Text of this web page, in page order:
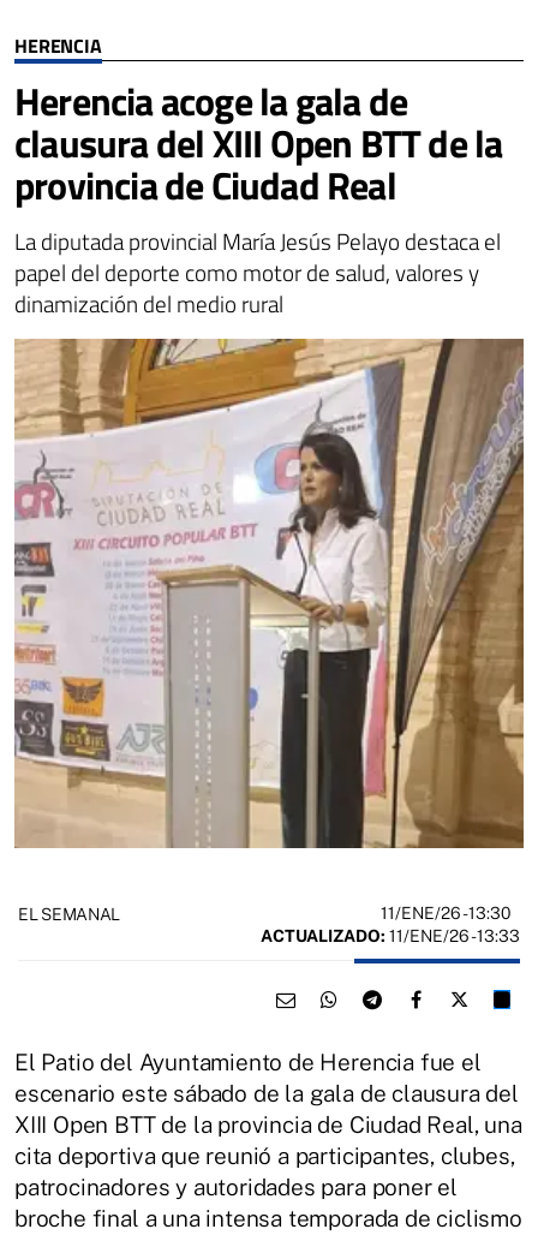
HERENCIA
Herencia acoge la gala de
clausura del XIII Open BTT de la
provincia de Ciudad Real
La diputada provincial María Jesús Pelayo destaca el
papel del deporte como motor de salud, valores y
dinamización del medio rural
EL SEMANAL 11/ENE/26- 13:30
ACTUALIZADO: 11/ENE/26 - 13:33
El Patio del Ayuntamiento de Herencia fue el
escenario este sábado de la gala de clausura del
XIII Open BTT de la provincia de Ciudad Real, una
cita deportiva que reunió a participantes, clubes,
patrocinadores y autoridades para poner el
broche final a una intensa temporada de ciclismo